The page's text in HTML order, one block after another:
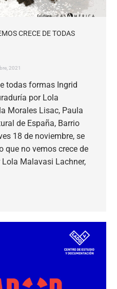
CRECE DE TODAS
2021
todas formas Ingrid
por Lola
Morales Lisac, Paula
de España, Barrio
18 de noviembre, se
que no vemos crece de
Malavasi Lachner,